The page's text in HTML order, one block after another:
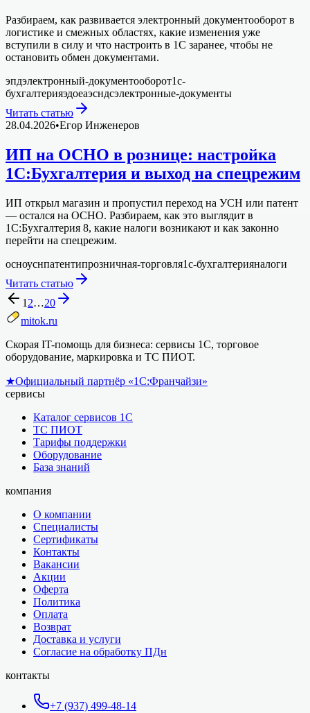
Разбираем, как развивается электронный документооборот в
логистике и смежных областях, какие изменения уже
вступили в силу и что настроить в 1С заранее, чтобы не
остановить обмен документами.
эпдэлектронный-документооборот1с-
бухгалтерияэдоеаэсндсэлектронные-документы
Читать статью
28.04.2026•Егор Инженеров
ИП на ОСНО в рознице: настройка
1С:Бухгалтерия и выход на спецрежим
ИП открыл магазин и пропустил переход на УСН или патент
— остался на ОСНО. Разбираем, как это выглядит в
1С:Бухгалтерия 8, какие налоги возникают и как законно
перейти на спецрежим.
осноуснпатентипрозничная-торговля1с-бухгалтерияналоги
Читать статью
1 2…20
mitok.ru
Скорая IT-помощь для бизнеса: сервисы 1С, торговое
оборудование, маркировка и ТС ПИОТ.
★Официальный партнёр «1С:Франчайзи»
сервисы
Каталог сервисов 1С
ТС ПИОТ
Тарифы поддержки
Оборудование
База знаний
компания
О компании
Специалисты
Сертификаты
Контакты
Вакансии
Акции
Оферта
Политика
Оплата
Возврат
Доставка и услуги
Согласие на обработку ПДн
контакты
+7 (937) 499-48-14